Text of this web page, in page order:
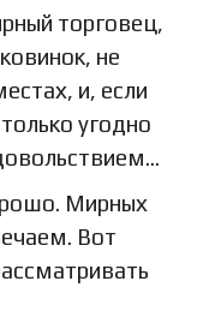
торговец,
не
и, если
угодно
Мирных
Вот